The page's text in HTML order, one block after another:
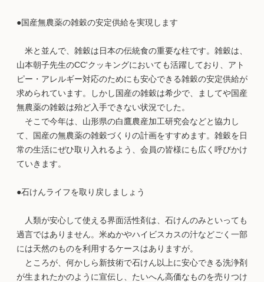
●国産無農薬の雑穀の安定供給を実現します
米と並んで、雑穀は日本の伝統食の重要な柱です。雑穀は、
山本朝子先生のCC'クッキングにおいても活躍しており、アト
ピー・アレルギー対応のためにも安心できる雑穀の安定供給が
求められています。しかし国産の雑穀は希少で、ましてや国産
無農薬の雑穀は殆ど入手できない状況でした。
そこで今年は、山形県の白鷹農産加工研究会などと協力し
て、国産の無農薬の雑穀づくりの計画をすすめます。雑穀を日
常の生活にぜひ取り入れるよう、会員の皆様にも広く呼びかけ
ていきます。
●石けんライフを取り戻しましょう
人類が安心して使える界面活性剤は、石けんのみといっても
過言ではありません。米ぬかやハイビスカスの汁などごく一部
には天然のものを利用するケースはありますが。
ところが、何かしら新技術で石けん以上に安心できる洗浄剤
が生まれたかのように宣伝し、たいへん高価なものを売りつけ